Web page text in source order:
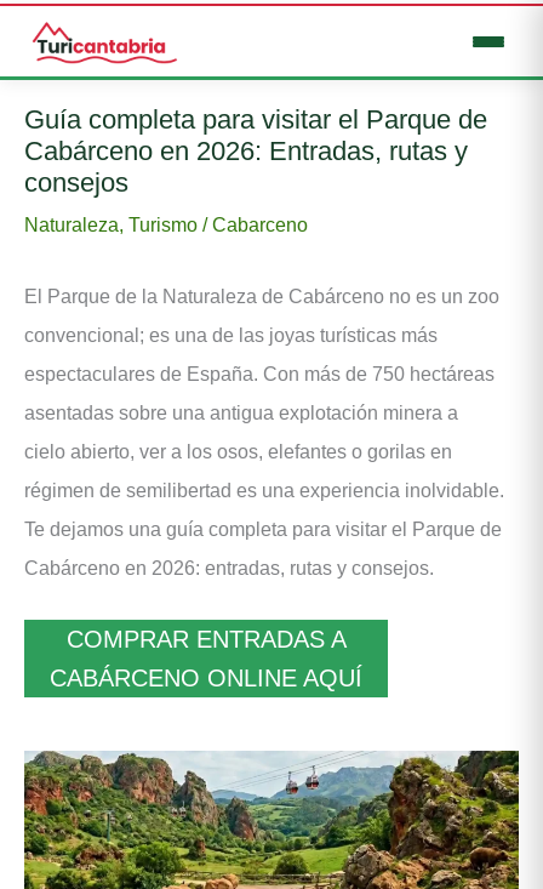
contenido
Guía completa para visitar el Parque de
Cabárceno en 2026: Entradas, rutas y
consejos
Naturaleza, Turismo /Cabarceno
El Parque de la Naturaleza de Cabárceno no es un zoo
convencional; es una de las joyas turísticas más
espectaculares de España. Con más de 750 hectáreas
asentadas sobre una antigua explotación minera a
cielo abierto, ver a los osos, elefantes o gorilas en
régimen de semilibertad es una experiencia inolvidable.
Te dejamos una guía completa para visitar el Parque de
Cabárceno en 2026: entradas, rutas y consejos.
COMPRAR ENTRADAS A
CABÁRCENO ONLINE AQUÍ